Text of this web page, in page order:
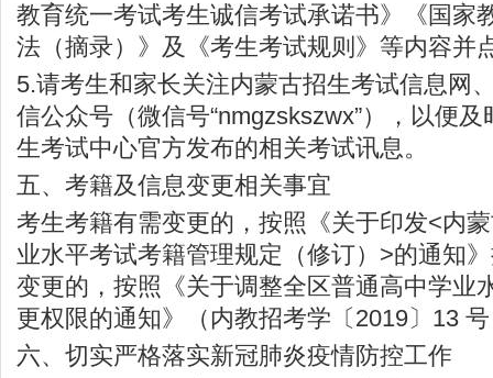
教育统一考试考生诚信考试承诺书》《国家
法（摘录）》及《考生考试规则》等内容并
5.请考生和家长关注内蒙古招生考试信息网
信公众号（微信号“nmgzskszwx”），以便
生考试中心官方发布的相关考试讯息。
五、考籍及信息变更相关事宜
考生考籍有需变更的，按照《关于印发<内
业水平考试考籍管理规定（修订）>的通知
变更的，按照《关于调整全区普通高中学业
更权限的通知》（内教招考学〔2019〕13
六、切实严格落实新冠肺炎疫情防控工作